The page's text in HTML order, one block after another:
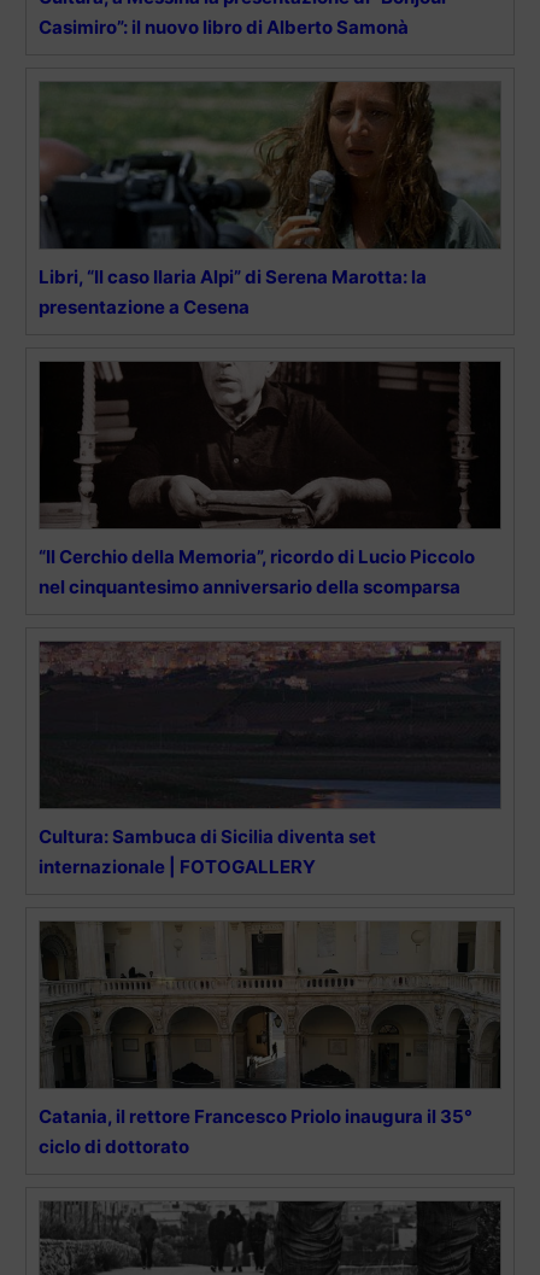
Casimiro”: il nuovo libro di Alberto Samonà
Libri, “Il caso Ilaria Alpi” di Serena Marotta: la
presentazione a Cesena
“Il Cerchio della Memoria”, ricordo di Lucio Piccolo
nel cinquantesimo anniversario della scomparsa
Cultura: Sambuca di Sicilia diventa set
internazionale | FOTOGALLERY
Catania, il rettore Francesco Priolo inaugura il 35°
ciclo di dottorato